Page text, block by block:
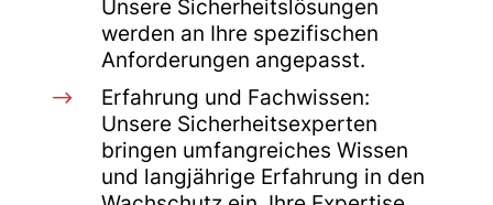
Unsere Sicherheitslösungen
werden an Ihre spezifischen
Anforderungen angepasst.
$
Erfahrung und Fachwissen:
Unsere Sicherheitsexperten
bringen umfangreiches Wissen
und langjährige Erfahrung in den